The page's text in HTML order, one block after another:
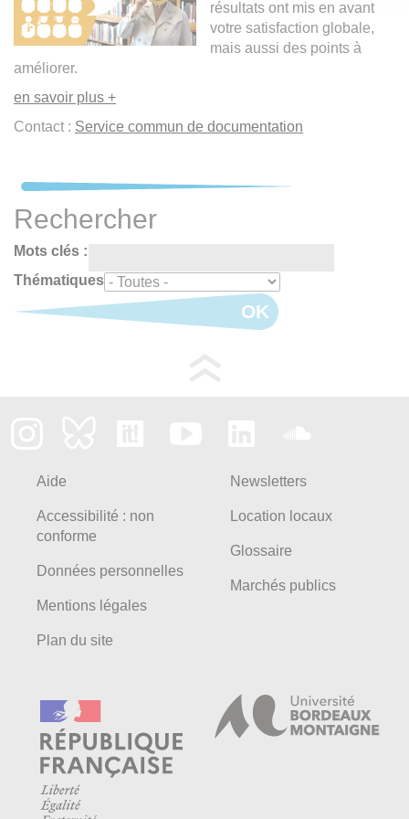
résultats ont mis en avant
votre satisfaction globale,
mais aussi des points à
améliorer.
en savoir plus +
Contact : Service commun de documentation
Rechercher
Mots clés :
Thématiques
OK
Aide
Accessibilité : non
conforme
Données personnelles
Mentions légales
Plan du site
Newsletters
Location locaux
Glossaire
Marchés publics